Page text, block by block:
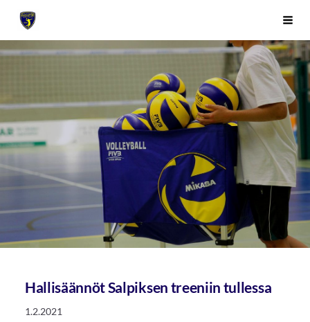
Siirry
sivunSivuston etusivulle
Hallisäännöt Salpiksen treeniin tullessa
1.2.2021